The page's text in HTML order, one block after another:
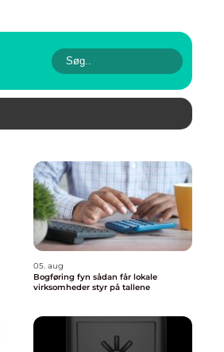
05. aug
Bogføring fyn sådan får lokale
virksomheder styr på tallene